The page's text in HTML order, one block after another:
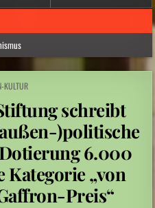
…“ – Jüdische Spurensuche
eine andere Welt
KULTUR
schreibt
)politische
6.000
Kategorie „von
Preis“